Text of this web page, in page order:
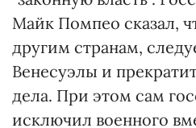
Майк Помпео сказал,
другим странам,
Венесуэлы и
дела. При этом сам
исключил военного